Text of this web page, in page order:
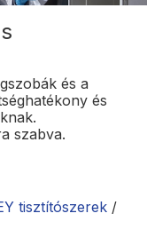
és a
és
szabva.
tisztítószerek /